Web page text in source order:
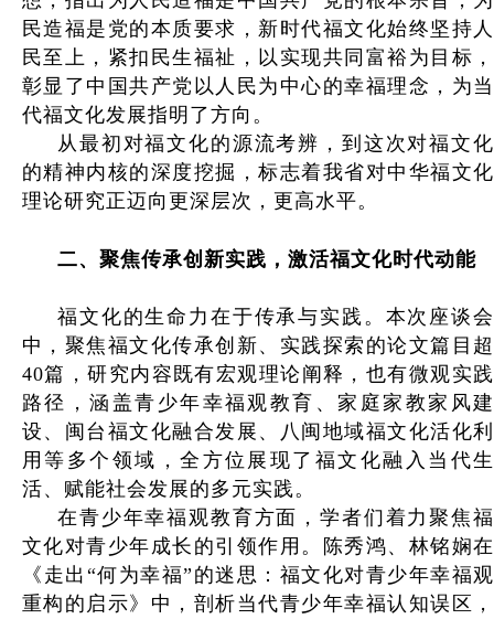
民造福是党的本质要求，新时代福文化始终坚持人
民至上，紧扣民生福祉，以实现共同富裕为目标，
彰显了中国共产党以人民为中心的幸福理念，为当
代福文化发展指明了方向。
从最初对福文化的源流考辨，到这次对福文化
的精神内核的深度挖掘，标志着我省对中华福文化
理论研究正迈向更深层次，更高水平。
二、 聚焦传承创新实践，激活福文化时代动能
福文化的生命力在于传承与实践。本次座谈会
中，聚焦福文化传承创新、实践探索的论文篇目超
40篇，研究内容既有宏观理论阐释，也有微观实践
路径，涵盖青少年幸福观教育、家庭家教家风建
设、闽台福文化融合发展、八闽地域福文化活化利
用等多个领域，全方位展现了福文化融入当代生
活、赋能社会发展的多元实践。
在青少年幸福观教育方面，学者们着力聚焦福
文化对青少年成长的引领作用。陈秀鸿、林铭娴在
《走出“何为幸福”的迷思：福文化对青少年幸福观
重构的启示》中，剖析当代青少年幸福认知误区，